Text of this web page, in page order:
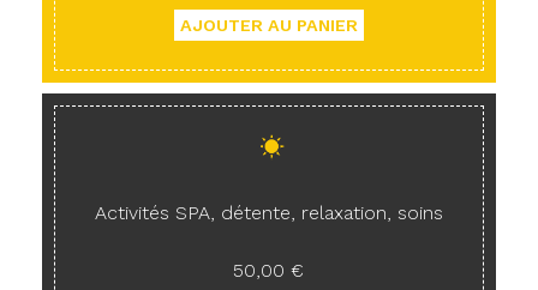
Activités SPA, détente, relaxation, soins
50,00 €